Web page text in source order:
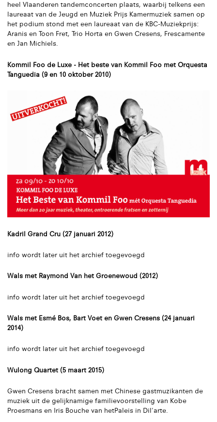
heel Vlaanderen tandemconcerten plaats, waarbij telkens een
laureaat van de Jeugd en Muziek Prijs Kamermuziek samen op
het podium stond met een laureaat van de KBC-Muziekprijs:
Aranis en Toon Fret, Trio Horta en Gwen Cresens, Frescamente
en Jan Michiels.
Kommil Foo de Luxe - Het beste van Kommil Foo met Orquesta
Tanguedia (9 en 10 oktober 2010)
Kadril Grand Cru (27 januari 2012)
info wordt later uit het archief toegevoegd
Wals met Raymond Van het Groenewoud (2012)
info wordt later uit het archief toegevoegd
Wals met Esmé Bos, Bart Voet en Gwen Cresens (24 januari
2014)
info wordt later uit het archief toegevoegd
Wulong Quartet (5 maart 2015)
Gwen Cresens bracht samen met Chinese gastmuzikanten de
muziek uit de gelijknamige familievoorstelling van Kobe
Proesmans en Iris Bouche van hetPaleis in Dil’arte.